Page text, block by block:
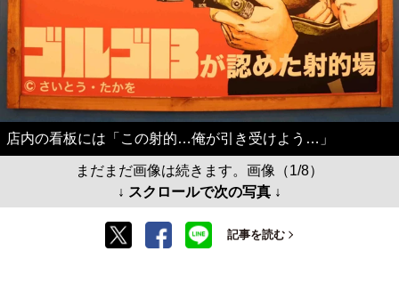
店内の看板には「この射的…俺が引き受けよう…」
まだまだ画像は続きます。画像（1/8）
↓ スクロールで次の写真 ↓
記事を読む